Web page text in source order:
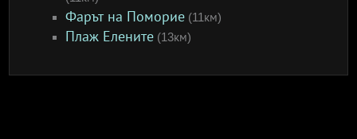
Фарът на Поморие (11км)
Плаж Елените (13км)